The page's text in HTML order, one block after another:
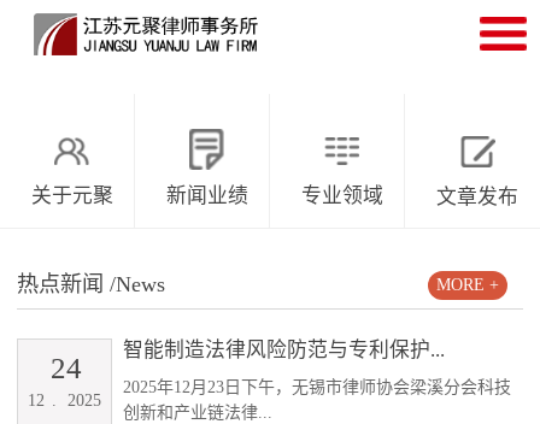
关于元聚 新闻业绩 专业领域 文章发布
热点新闻 /News
智能制造法律风险防范与专利保护...
2025年12月23日下午，无锡市律师协会梁溪分会科技
创新和产业链法律...
12 . 2025
24
MORE +